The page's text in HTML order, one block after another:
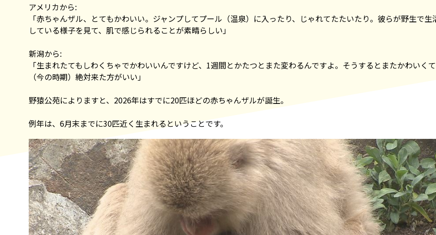
アメリカから:
「赤ちゃんザル、とてもかわいい。ジャンプしてプール（温泉）に入ったり、じゃれてたたいたり。彼らが野生で生
している様子を見て、肌で感じられることが素晴らしい」
新潟から:
「生まれたてもしわくちゃでかわいいんですけど、1週間とかたつとまた変わるんですよ。そうするとまたかわいく
（今の時期）絶対来た方がいい」
野猿公苑によりますと、2026年はすでに20匹ほどの赤ちゃんザルが誕生。
例年は、6月末までに30匹近く生まれるということです。